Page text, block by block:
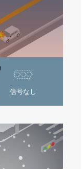
信号なし